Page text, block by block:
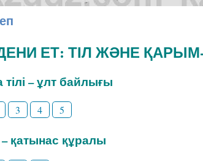
ЕТ: ТІЛ ЖӘНЕ
тілі – ұлт байлығы
3 4 5
– қатынас құралы